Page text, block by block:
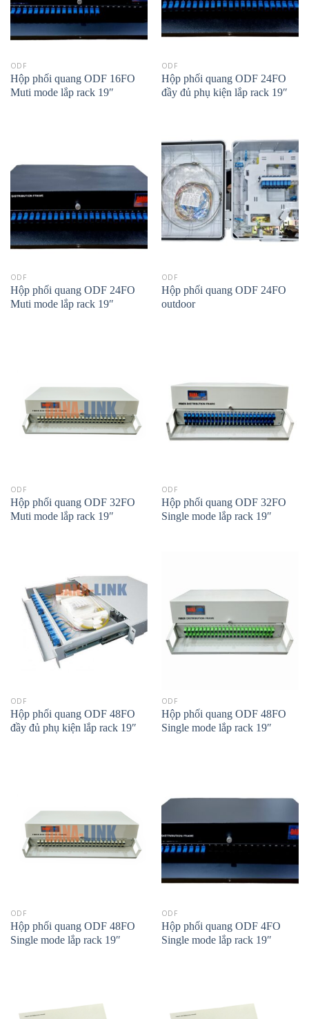
ODF
Hộp phối quang ODF 16FO
Muti mode lắp rack 19″
ODF
Hộp phối quang ODF 24FO
đầy đủ phụ kiện lắp rack 19″
ODF
Hộp phối quang ODF 24FO
Muti mode lắp rack 19″
ODF
Hộp phối quang ODF 24FO
outdoor
ODF
Hộp phối quang ODF 32FO
Muti mode lắp rack 19″
ODF
Hộp phối quang ODF 32FO
Single mode lắp rack 19″
ODF
Hộp phối quang ODF 48FO
đầy đủ phụ kiện lắp rack 19″
ODF
Hộp phối quang ODF 48FO
Single mode lắp rack 19″
ODF
Hộp phối quang ODF 48FO
Single mode lắp rack 19″
ODF
Hộp phối quang ODF 4FO
Single mode lắp rack 19″